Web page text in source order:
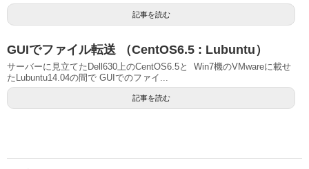
記事を読む
GUIでファイル転送 （CentOS6.5 : Lubuntu）
サーバーに見立てたDell630上のCentOS6.5と Win7機のVMwareに載せ
たLubuntu14.04の間で GUIでのファイ...
記事を読む